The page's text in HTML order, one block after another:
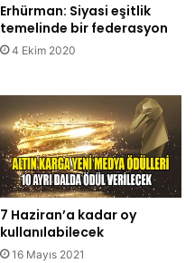
Erhürman: Siyasi eşitlik
temelinde bir federasyon
4 Ekim 2020
7 Haziran’a kadar oy
kullanılabilecek
16 Mayıs 2021